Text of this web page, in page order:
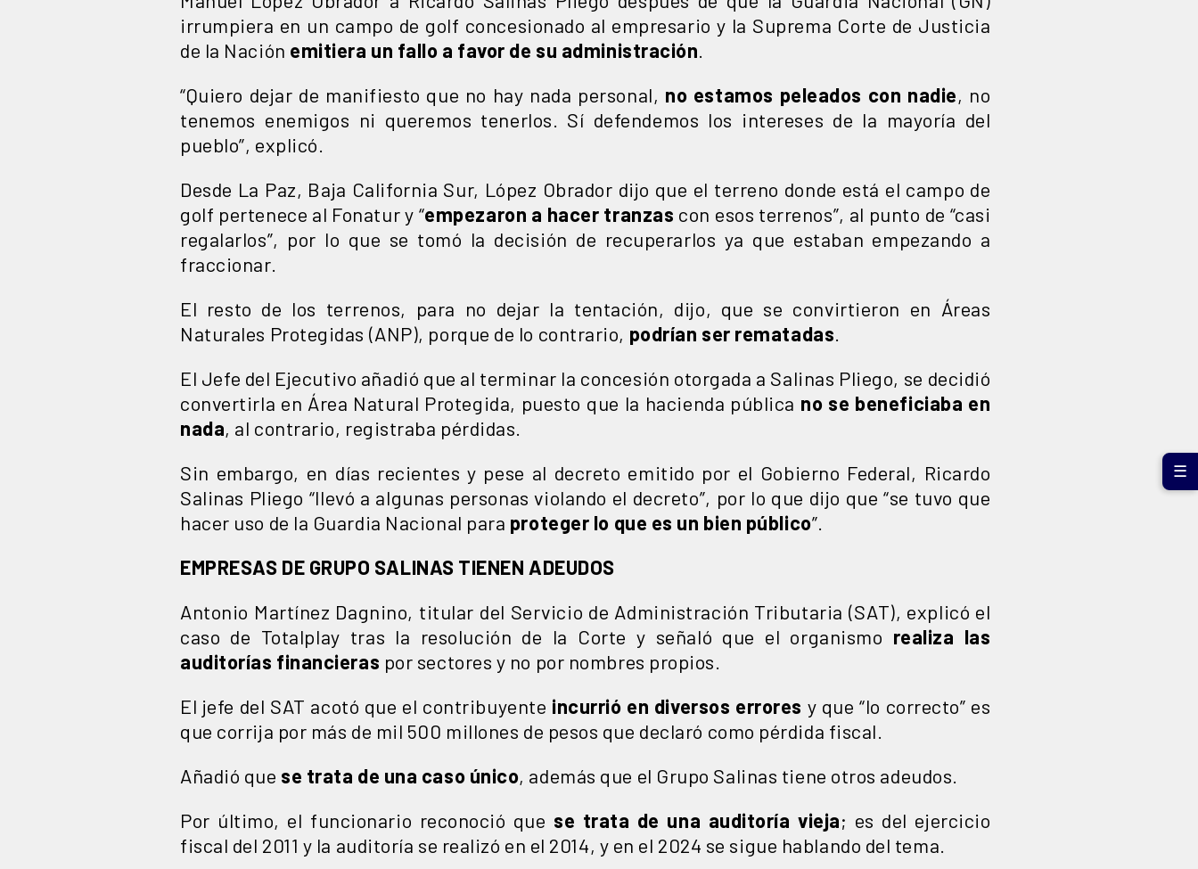
irrumpiera en un campo de golf concesionado al empresario y la Suprema Corte de Justicia
de la Nación emitiera un fallo a favor de su administración
“Quiero dejar de manifiesto que no hay nada personal, no estamos peleados con nadie, no
tenemos enemigos ni queremos tenerlos. Sí defendemos los intereses de la mayoría del
pueblo”, explicó.
Desde La Paz, Baja California Sur, López Obrador dijo que el terreno donde está el campo de
golf pertenece al Fonatur y “empezaron a hacer tranzas con esos terrenos”, al punto de “casi
regalarlos”, por lo que se tomó la decisión de recuperarlos ya que estaban empezando a
fraccionar.
El resto de los terrenos, para no dejar la tentación, dijo, que se convirtieron en Áreas
Naturales Protegidas (ANP), porque de lo contrario, podrían ser rematadas
El Jefe del Ejecutivo añadió que al terminar la concesión otorgada a Salinas Pliego, se decidió
convertirla en Área Natural Protegida, puesto que la hacienda pública no se beneficiaba en
nada, al contrario, registraba pérdidas.
Sin embargo, en días recientes y pese al decreto emitido por el Gobierno Federal, Ricardo
Salinas Pliego “llevó a algunas personas violando el decreto”, por lo que dijo que “se tuvo que
hacer uso de la Guardia Nacional para proteger lo que es un bien público”.
EMPRESAS DE GRUPO SALINAS TIENEN ADEUDOS
Antonio Martínez Dagnino, titular del Servicio de Administración Tributaria (SAT), explicó el
caso de Totalplay tras la resolución de la Corte y señaló que el organismo realiza las
auditorías financieras por sectores y no por nombres propios.
El jefe del SAT acotó que el contribuyente incurrió en diversos errores y que “lo correcto” es
que corrija por más de mil 500 millones de pesos que declaró como pérdida fiscal.
Añadió que se trata de una caso único, además que el Grupo Salinas tiene otros adeudos.
Por último, el funcionario reconoció que se trata de una auditoría vieja; es del ejercicio
fiscal del 2011 y la auditoría se realizó en el 2014, y en el 2024 se sigue hablando del tema.
☰